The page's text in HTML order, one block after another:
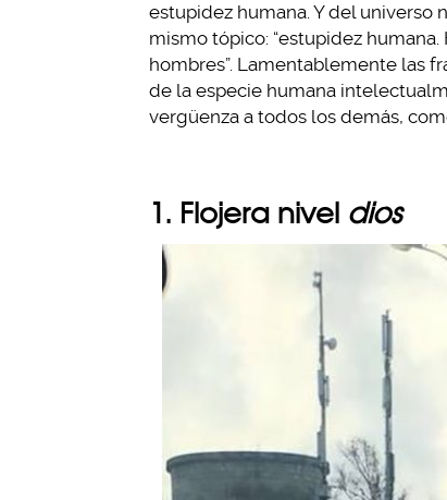
estupidez humana. Y del universo
mismo tópico: “estupidez
hombres”. Lamentablemente las
de la especie humana
vergüenza a todos los demás,
1. Flojera nivel dios